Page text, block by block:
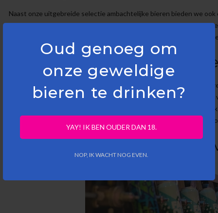
Oud genoeg om
onze geweldige
bieren te drinken?
YAY! IK BEN OUDER DAN 18.
NOP, IK WACHT NOG EVEN.
Naast onze uitgebreide selectie ambachtelijke bieren bieden we
accessoires, zoals glazen, onderzetters en kleding. Of je nu je
cadeau voor een
Bier als
Wij geloven dat bier meer is dan alleen een drank; het is een
informeren over de rijke geschiedenis en de culturele
gemeenschapsevenementen en festivals, we zijn toegewijd aan
verspreiden van onze liefde
Bezoek